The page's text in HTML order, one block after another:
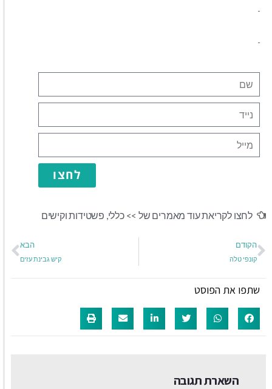
לחצו
לחצו לקריאת עוד מאמרים של >> כללי, פשטידות וקישים
הקודם
קונפי טלה
הבא
קיש גבינת עזים
שתפו את הפוסט
השארת תגובה